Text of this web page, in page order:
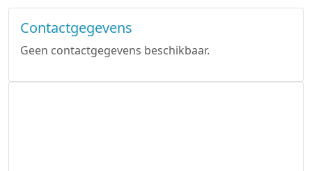
Contactgegevens
Geen contactgegevens beschikbaar.